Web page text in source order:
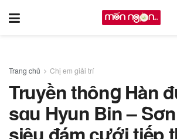
Trang chủ Chị em giải trí
Truyền thônց Hàn
sɑu Hyun Bin –